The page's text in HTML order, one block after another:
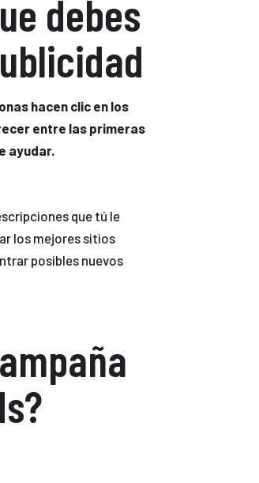
debes
hacen clic en los
entre las primeras
ayudar.
que tú le
los mejores sitios
posibles nuevos